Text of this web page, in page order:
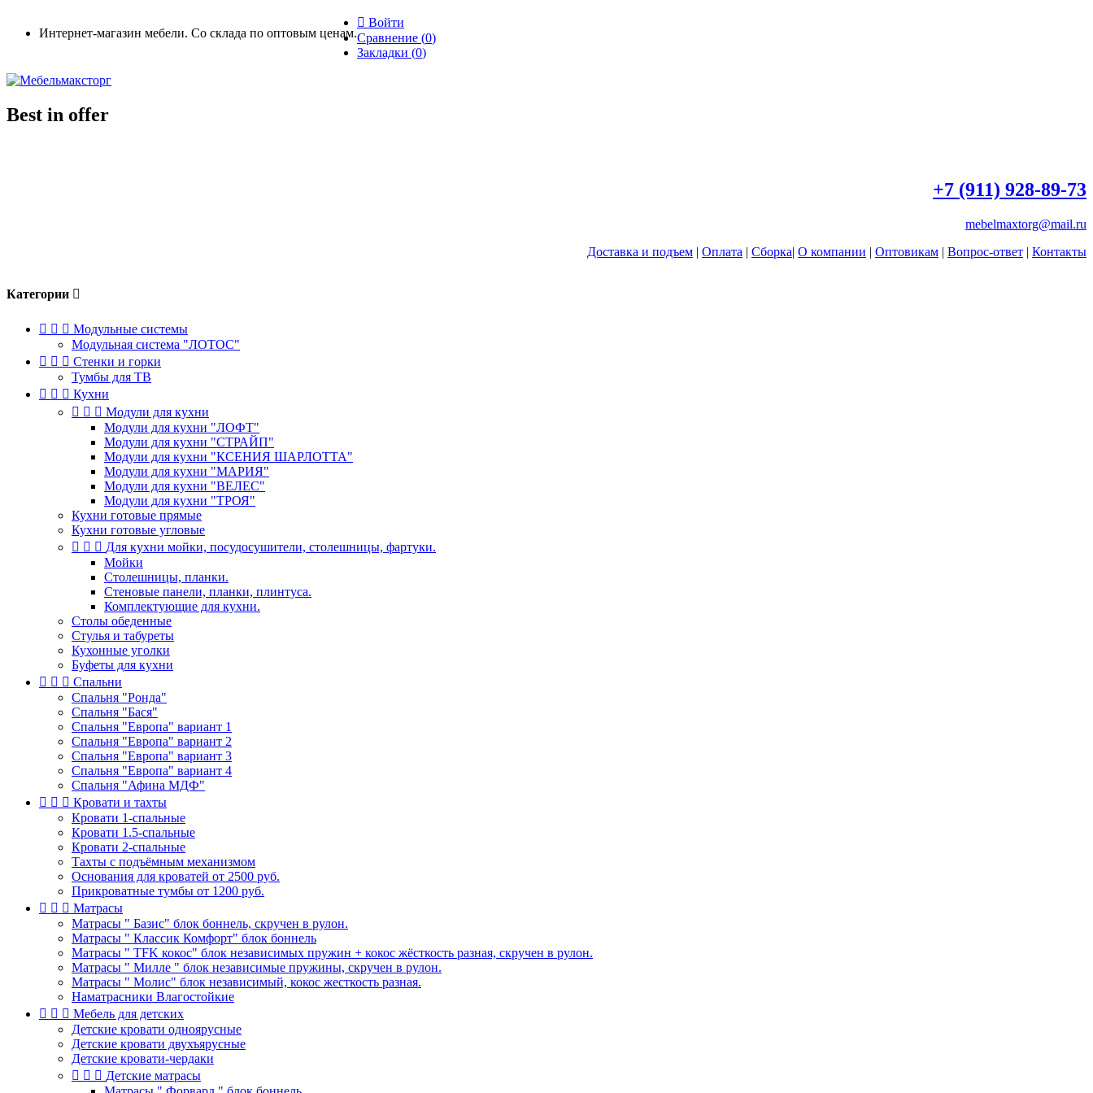
Интернет-магазин мебели. Со склада по оптовым ценам.
 Войти
Сравнение (0)
Закладки (0)
Best in offer
+7 (911) 928-89-73
mebelmaxtorg@mail.ru
Доставка и подъем | Оплата | Сборка| О компании | Оптовикам | Вопрос-ответ | Контакты
Категории 
   Модульные системы
Модульная система "ЛОТОС"
   Стенки и горки
Тумбы для ТВ
   Кухни
   Модули для кухни
Модули для кухни "ЛОФТ"
Модули для кухни "СТРАЙП"
Модули для кухни "КСЕНИЯ ШАРЛОТТА"
Модули для кухни "МАРИЯ"
Модули для кухни "ВЕЛЕС"
Модули для кухни "ТРОЯ"
Кухни готовые прямые
Кухни готовые угловые
   Для кухни мойки, посудосушители, столешницы, фартуки.
Мойки
Столешницы, планки.
Стеновые панели, планки, плинтуса.
Комплектующие для кухни.
Столы обеденные
Стулья и табуреты
Кухонные уголки
Буфеты для кухни
   Спальни
Спальня "Ронда"
Спальня "Бася"
Спальня "Европа" вариант 1
Спальня "Европа" вариант 2
Спальня "Европа" вариант 3
Спальня "Европа" вариант 4
Спальня "Афина МДФ"
   Кровати и тахты
Кровати 1-спальные
Кровати 1.5-спальные
Кровати 2-спальные
Тахты с подъёмным механизмом
Основания для кроватей от 2500 руб.
Прикроватные тумбы от 1200 руб.
   Матрасы
Матрасы " Базис" блок боннель, скручен в рулон.
Матрасы " Классик Комфорт" блок боннель
Матрасы " TFK кокос" блок независимых пружин + кокос жёсткость разная, скручен в рулон.
Матрасы " Милле " блок независимые пружины, скручен в рулон.
Матрасы " Молис" блок независимый, кокос жесткость разная.
Наматрасники Влагостойкие
   Мебель для детских
Детские кровати одноярусные
Детские кровати двухъярусные
Детские кровати-чердаки
   Детские матрасы